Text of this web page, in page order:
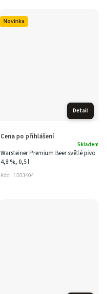
Novinka
Detail
Warsteiner Premium Beer světlé pivo
4,8 %, 0,5 l
Skladem
Cena po přihlášení
Kód: 1003404